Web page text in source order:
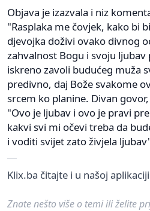
Objava je izazvala i niz
"Rasplaka me čovjek, kako bi
djevojka doživi ovako divnog
zahvalnost Bogu i svoju
iskreno zavoli budućeg muža
predivno, daj Bože svakome
srcem ko planine. Divan
"Ovo je ljubav i ovo je pravi
kakvi svi mi očevi treba da
i voditi svijet zato živjela
Klix.ba čitajte i u našoj
Znate nešto više o temi ili želite